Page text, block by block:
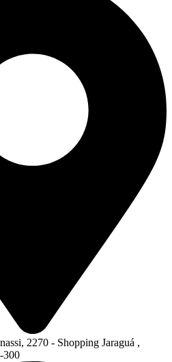
2270 - Shopping Jaraguá ,
300